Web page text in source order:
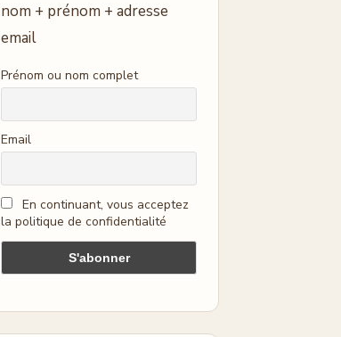
nom + prénom + adresse
email
Prénom ou nom complet
Email
En continuant, vous acceptez
la politique de confidentialité